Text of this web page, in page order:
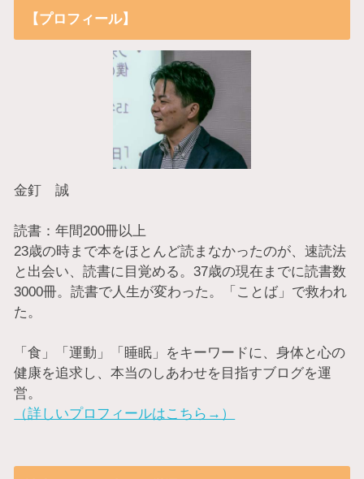
【プロフィール】
金釘 誠
読書：年間200冊以上
23歳の時まで本をほとんど読まなかったのが、速読法
と出会い、読書に目覚める。37歳の現在までに読書数
3000冊。読書で人生が変わった。「ことば」で救われ
た。
「食」「運動」「睡眠」をキーワードに、身体と心の
健康を追求し、本当のしあわせを目指すブログを運
営。
（詳しいプロフィールはこちら→）